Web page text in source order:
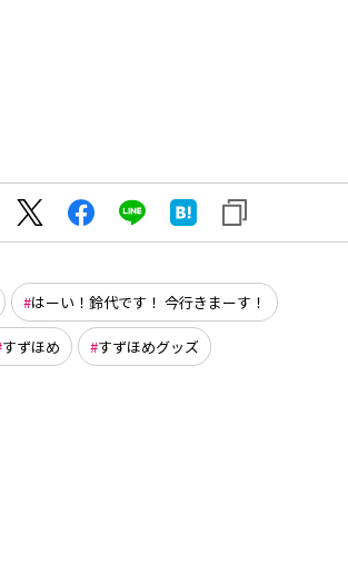
はーい！鈴代です！ 今行きまーす！
すずほめ すずほめグッズ